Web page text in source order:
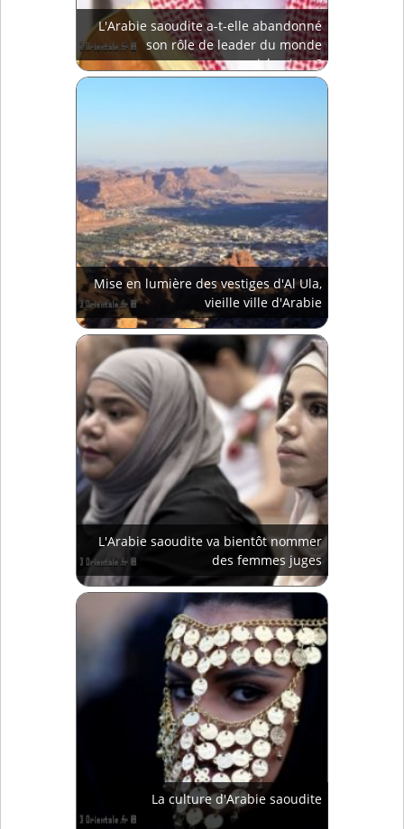
L'Arabie saoudite a-t-elle abandonné
son rôle de leader du monde
islamique?
Mise en lumière des vestiges d'Al Ula,
vieille ville d'Arabie
L'Arabie saoudite va bientôt nommer
des femmes juges
La culture d'Arabie saoudite